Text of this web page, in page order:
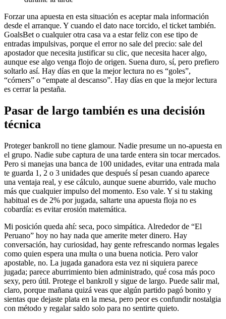
Forzar una apuesta en esta situación es aceptar mala información
desde el arranque. Y cuando el dato nace torcido, el ticket también.
GoalsBet o cualquier otra casa va a estar feliz con ese tipo de
entradas impulsivas, porque el error no sale del precio: sale del
apostador que necesita justificar su clic, que necesita hacer algo,
aunque ese algo venga flojo de origen. Suena duro, sí, pero prefiero
soltarlo así. Hay días en que la mejor lectura no es “goles”,
“córners” o “empate al descanso”. Hay días en que la mejor lectura
es cerrar la pestaña.
Pasar de largo también es una decisión
técnica
Proteger bankroll no tiene glamour. Nadie presume un no-apuesta en
el grupo. Nadie sube captura de una tarde entera sin tocar mercados.
Pero si manejas una banca de 100 unidades, evitar una entrada mala
te guarda 1, 2 o 3 unidades que después sí pesan cuando aparece
una ventaja real, y ese cálculo, aunque suene aburrido, vale mucho
más que cualquier impulso del momento. Eso vale. Y si tu staking
habitual es de 2% por jugada, saltarte una apuesta floja no es
cobardía: es evitar erosión matemática.
Mi posición queda ahí: seca, poco simpática. Alrededor de “El
Peruano” hoy no hay nada que amerite meter dinero. Hay
conversación, hay curiosidad, hay gente refrescando normas legales
como quien espera una multa o una buena noticia. Pero valor
apostable, no. La jugada ganadora esta vez ni siquiera parece
jugada; parece aburrimiento bien administrado, qué cosa más poco
sexy, pero útil. Protege el bankroll y sigue de largo. Puede salir mal,
claro, porque mañana quizá veas que algún partido pagó bonito y
sientas que dejaste plata en la mesa, pero peor es confundir nostalgia
con método y regalar saldo solo para no sentirte quieto.